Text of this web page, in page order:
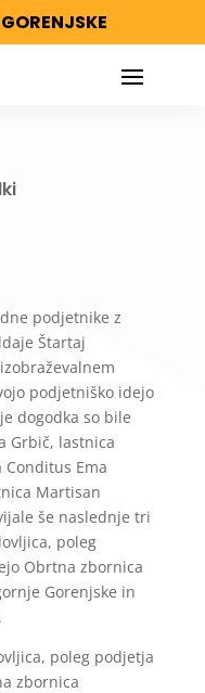
podjetnike z
Štartaj
podjetniško idejo
dogodka so bile
Grbič, lastnica
Ema
Martisan
še naslednje tri
poleg
Obrtna zbornica
Gorenjske in
poleg podjetja
zbornica